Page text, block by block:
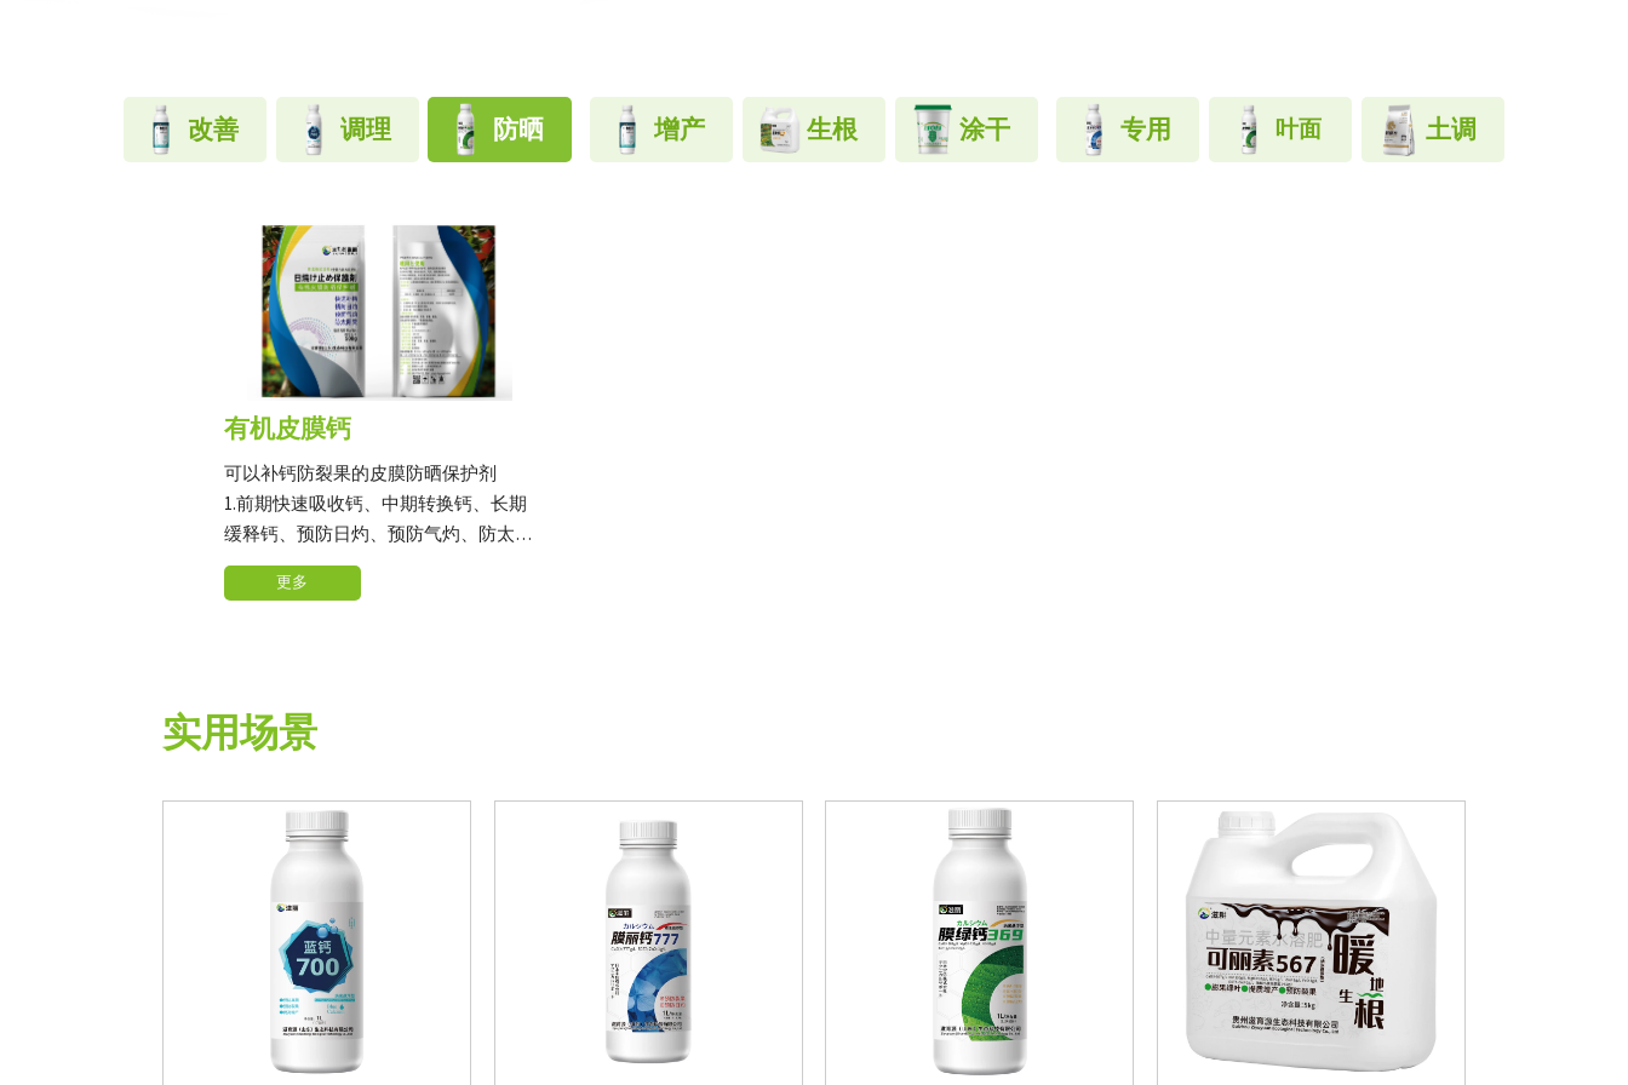
改善 调理 防晒 增产 生根 涂干 专用 叶面 土调
有机皮膜钙
可以补钙防裂果的皮膜防晒保护剂
1.前期快速吸收钙、中期转换钙、长期
缓释钙、预防日灼、预防气灼、防太阳
果
2、本产品是一种有机皮膜保护剂，使
效补钙、提高果实品质、增加果实硬
度，有效延长果实存放时间。
强，特别适合初期结果时使用，可减少
使用次数
B款——补钙+中效防淋洗，适合中后期
C款——增加果面亮度和卖相，易淋
洗，适合后期结果期使用，防止污染果
面造成的难清洗，但是速效成亮膜，让
蒸发及萎蔫造成的重量减轻。
更多
实用场景